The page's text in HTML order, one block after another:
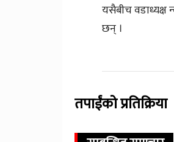
यसैबीच वडाध्यक्ष
छन् ।
तपाईंको प्रतिक्रिया